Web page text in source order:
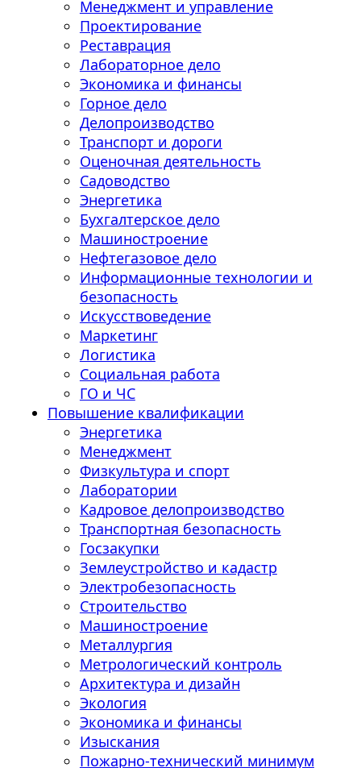
Менеджмент и управление
Проектирование
Реставрация
Лабораторное дело
Экономика и финансы
Горное дело
Делопроизводство
Транспорт и дороги
Оценочная деятельность
Садоводство
Энергетика
Бухгалтерское дело
Машиностроение
Нефтегазовое дело
Информационные технологии и
безопасность
Искусствоведение
Маркетинг
Логистика
Социальная работа
ГО и ЧС
Повышение квалификации
Энергетика
Менеджмент
Физкультура и спорт
Лаборатории
Кадровое делопроизводство
Транспортная безопасность
Госзакупки
Землеустройство и кадастр
Электробезопасность
Строительство
Машиностроение
Металлургия
Метрологический контроль
Архитектура и дизайн
Экология
Экономика и финансы
Изыскания
Пожарно-технический минимум